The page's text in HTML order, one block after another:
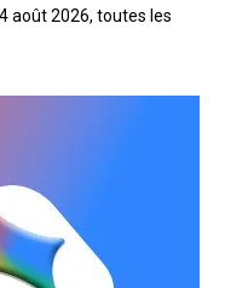
août 2026, toutes les